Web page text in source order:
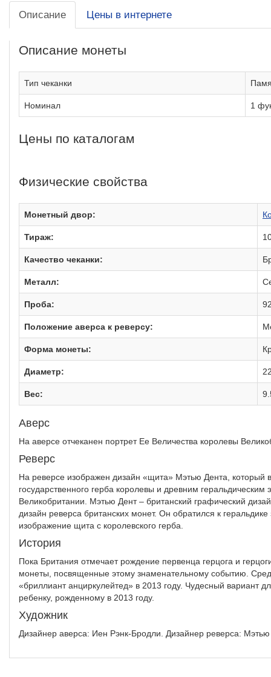
Описание Цены в интернете
Описание монеты
Тип чеканки
Номинал 1
Цены по каталогам
Физические свойства
Монетный двор:
Тираж:
Качество чеканки:
Металл:
Проба:
Положение аверса к реверсу:
Форма монеты:
Диаметр:
Вес:
Аверс
На аверсе отчеканен портрет Ее Величества королевы
Реверс
На реверсе изображен дизайн «щита» Мэтью Дента, который
государственного герба королевы и древним
Великобритании. Мэтью Дент – британский графический
дизайн реверса британских монет. Он обратился к
изображение щита с королевского герба.
История
Пока Британия отмечает рождение первенца герцога и
монеты, посвященные этому знаменательному событию.
«бриллиант анциркулейтед» в 2013 году. Чудесный вариант
ребенку, рожденному в 2013 году.
Художник
Дизайнер аверса: Иен Рэнк-Бродли. Дизайнер реверса: Мэтью